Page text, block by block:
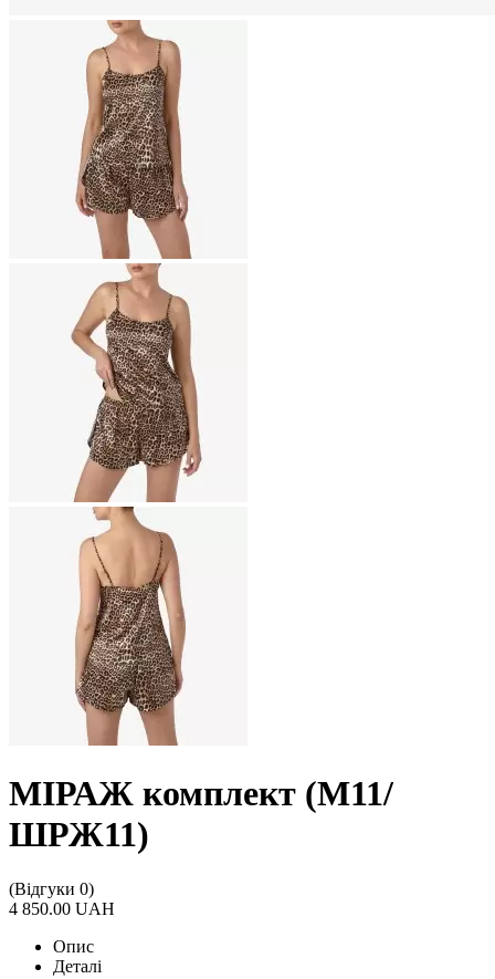
МІРАЖ комплект (М11/
ШРЖ11)
(Відгуки 0)
4 850.00 UAH
Опис
Деталі